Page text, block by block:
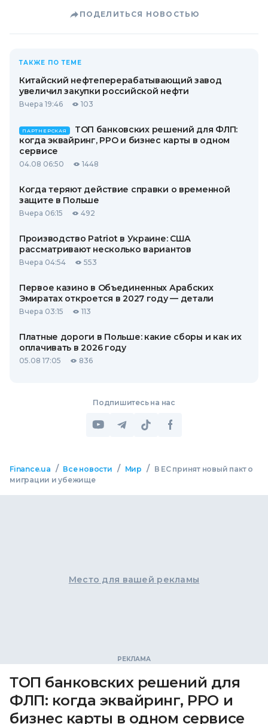
ПОДЕЛИТЬСЯ НОВОСТЬЮ
ТАКЖЕ ПО ТЕМЕ
Китайский нефтеперерабатывающий завод
увеличил закупки российской нефти
Вчера 19:46 103
ПАРТНЕРСКАЯ
ТОП банковских решений для ФЛП:
когда эквайринг, РРО и бизнес карты в одном
сервисе
04.08 06:50 1448
Когда теряют действие справки о временной
защите в Польше
Вчера 06:15 492
Производство Patriot в Украине: США
рассматривают несколько вариантов
Вчера 04:54 553
Первое казино в Объединенных Арабских
Эмиратах откроется в 2027 году — детали
Вчера 03:15 113
Платные дороги в Польше: какие сборы и как их
оплачивать в 2026 году
05.08 17:05 836
Подпишитесь на нас
Finance.ua / Все новости / Мир /
В ЕС принят новый пакт о
миграции и убежище
Место для вашей рекламы
ТОП банковских решений для
ФЛП: когда эквайринг, РРО и
бизнес карты в одном сервисе